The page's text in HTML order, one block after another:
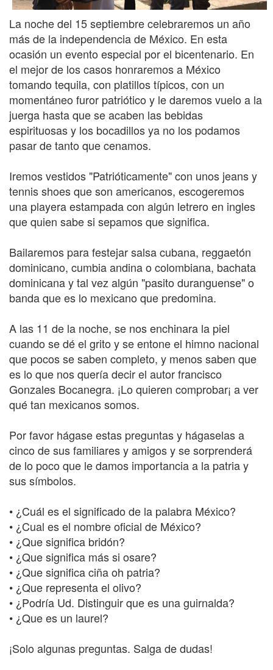
La noche del 15 septiembre celebraremos un año
más de la independencia de México. En esta
ocasión un evento especial por el bicentenario. En
el mejor de los casos honraremos a México
tomando tequila, con platillos típicos, con un
momentáneo furor patriótico y le daremos vuelo a la
juerga hasta que se acaben las bebidas
espirituosas y los bocadillos ya no los podamos
pasar de tanto que cenamos.
Iremos vestidos "Patrióticamente" con unos jeans y
tennis shoes que son americanos, escogeremos
una playera estampada con algún letrero en ingles
que quien sabe si sepamos que significa.
Bailaremos para festejar salsa cubana, reggaetón
dominicano, cumbia andina o colombiana, bachata
dominicana y tal vez algún "pasito duranguense" o
banda que es lo mexicano que predomina.
A las 11 de la noche, se nos enchinara la piel
cuando se dé el grito y se entone el himno nacional
que pocos se saben completo, y menos saben que
es lo que nos quería decir el autor francisco
Gonzales Bocanegra. ¡Lo quieren comprobar¡ a ver
qué tan mexicanos somos.
Por favor hágase estas preguntas y hágaselas a
cinco de sus familiares y amigos y se sorprenderá
de lo poco que le damos importancia a la patria y
sus símbolos.
• ¿Cuál es el significado de la palabra México?
• ¿Cual es el nombre oficial de México?
• ¿Que significa bridón?
• ¿Que significa más si osare?
• ¿Que significa ciña oh patria?
• ¿Que representa el olivo?
• ¿Podría Ud. Distinguir que es una guirnalda?
• ¿Que es un laurel?
¡Solo algunas preguntas. Salga de dudas!